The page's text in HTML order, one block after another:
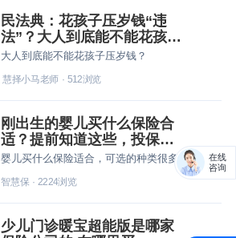
民法典：花孩子压岁钱“违
法”？大人到底能不能花孩子
压岁钱？
大人到底能不能花孩子压岁钱？
慧择小马老师· 512浏览
刚出生的婴儿买什么保险合
适？提前知道这些，投保更
加轻松！
婴儿买什么保险适合，可选的种类很多，比较基础的还是上文提到的这四种，在经济预算充足，已经配齐以上四种险种的情况下，还可以考虑为孩子规划一份教育金，为未来的教育提供充足的资金。
智慧保· 2224浏览
少儿门诊暖宝超能版是哪家
在线
咨询